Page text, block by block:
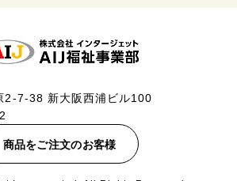
2-7-38 新大阪西浦ビル100
商品をご注文のお客様